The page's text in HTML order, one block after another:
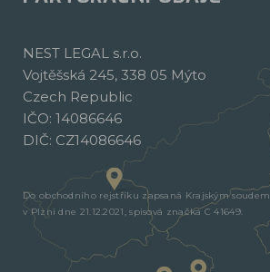
NEST LEGAL s.r.o.
Vojtěšská 245, 338 05 Mýto
Czech Republic
IČO: 14086646
DIČ: CZ14086646
Do obchodního rejstříku zapsaná Krajským soudem
v Plzni dne 21.12.2021, spisová značka C 41649.